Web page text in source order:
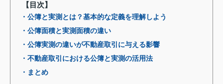
【目次】
・公簿と実測とは？基本的な定義を理解しよう
・公簿面積と実測面積の違い
・公簿実測の違いが不動産取引に与える影響
・不動産取引における公簿と実測の活用法
・まとめ